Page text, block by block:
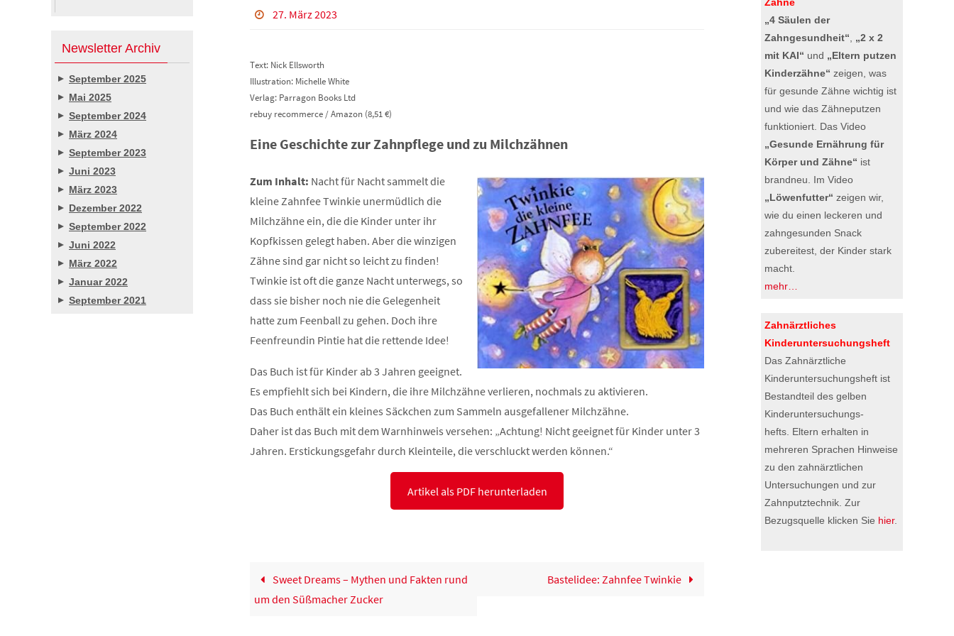
27. März 2023
Text: Nick Ellsworth
Illustration: Michelle White
Verlag: Parragon Books Ltd
rebuy recommerce / Amazon (8,51 €)
Eine Geschichte zur Zahnpflege und zu Milchzähnen
Zum Inhalt: Nacht für Nacht sammelt die
kleine Zahnfee Twinkie unermüdlich die
Milchzähne ein, die die Kinder unter ihr
Kopfkissen gelegt haben. Aber die winzigen
Zähne sind gar nicht so leicht zu finden!
Twinkie ist oft die ganze Nacht unterwegs, so
dass sie bisher noch nie die Gelegenheit
hatte zum Feenball zu gehen. Doch ihre
Feenfreundin Pintie hat die rettende Idee!
Das Buch ist für Kinder ab 3 Jahren geeignet.
Es empfiehlt sich bei Kindern, die ihre Milchzähne verlieren, nochmals zu aktivieren.
Das Buch enthält ein kleines Säckchen zum Sammeln ausgefallener Milchzähne.
Daher ist das Buch mit dem Warnhinweis versehen: „Achtung! Nicht geeignet für Kinder unter 3
Jahren. Erstickungsgefahr durch Kleinteile, die verschluckt werden können.“
Artikel als PDF herunterladen
Sweet Dreams – Mythen und Fakten rund
um den Süßmacher Zucker
Bastelidee: Zahnfee Twinkie
Newsletter Archiv
September 2025
Mai 2025
September 2024
März 2024
September 2023
Juni 2023
März 2023
Dezember 2022
September 2022
Juni 2022
März 2022
Januar 2022
September 2021
„4 Säulen der
Zahngesundheit“
„2 x 2
mit KAI“ und „Eltern putzen
Kinderzähne“ zeigen, was
für gesunde Zähne wichtig ist
und wie das Zähneputzen
funktioniert. Das Video
„Gesunde Ernährung für
Körper und Zähne“ ist
brandneu. Im Video
„Löwenfutter“ zeigen wir,
wie du einen leckeren und
zahngesunden Snack
zubereitest, der Kinder stark
macht.
mehr…
Zahnärztliches
Kinderuntersuchungsheft
Das Zahnärztliche
Kinderuntersuchungsheft ist
Bestandteil des gelben
Kinderuntersuchungs-
hefts. Eltern erhalten in
mehreren Sprachen Hinweise
zu den zahnärztlichen
Untersuchungen und zur
Zahnputztechnik. Zur
Bezugsquelle klicken Sie hier.